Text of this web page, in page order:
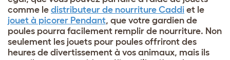
comme le distributeur de nourriture Caddi et le
jouet à picorer Pendant, que votre gardien de
poules pourra facilement remplir de nourriture. Non
seulement les jouets pour poules offriront des
heures de divertissement à vos animaux, mais ils